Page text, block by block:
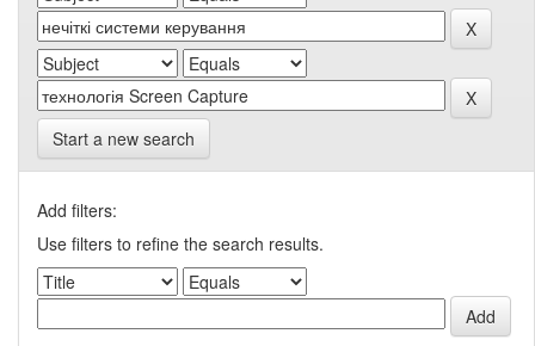
Start a new search
Add filters:
Use filters to refine the search results.